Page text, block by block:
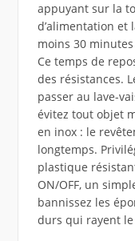
appuyant sur la
d’alimentation et
moins 30
Ce temps de
des résistances.
passer au lave-
évitez tout objet
en inox : le
longtemps.
plastique
ON/OFF, un
bannissez les
durs qui rayent